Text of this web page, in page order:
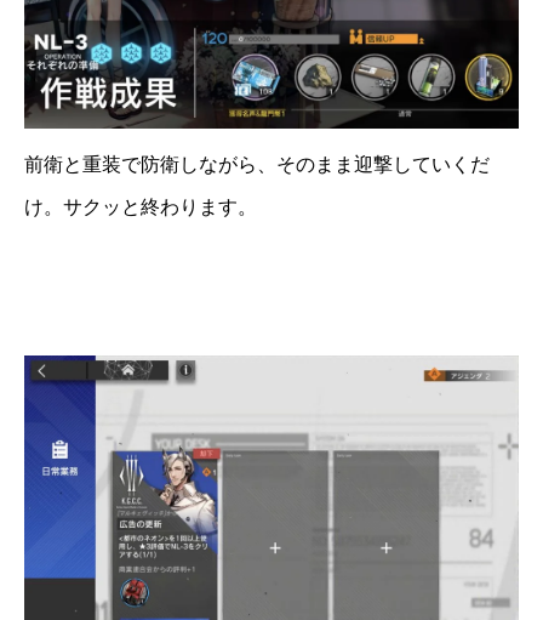
前衛と重装で防衛しながら、そのまま迎撃していくだ
け。サクッと終わります。